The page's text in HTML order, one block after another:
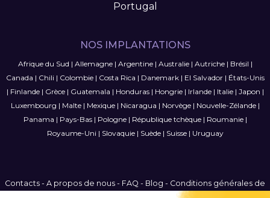
Portugal
NOS IMPLANTATIONS
Afrique du Sud | Allemagne| Argentine| Australie| Autriche| Brésil |
Canada | Chili | Colombie| Costa Rica | Danemark| El Salvador| États-Unis
| Finlande| Grèce| Guatemala | Honduras| Hongrie| Irlande| Italie| Japon |
Luxembourg | Malte| Mexique| Nicaragua | Norvège| Nouvelle-Zélande|
Panama | Pays-Bas| Pologne| République tchèque| Roumanie|
Royaume-Uni | Slovaquie| Suède| Suisse| Uruguay
Contacts - A propos de nous - FAQ - Blog - Conditions générales de
Politique de confidentialité-Plan du site